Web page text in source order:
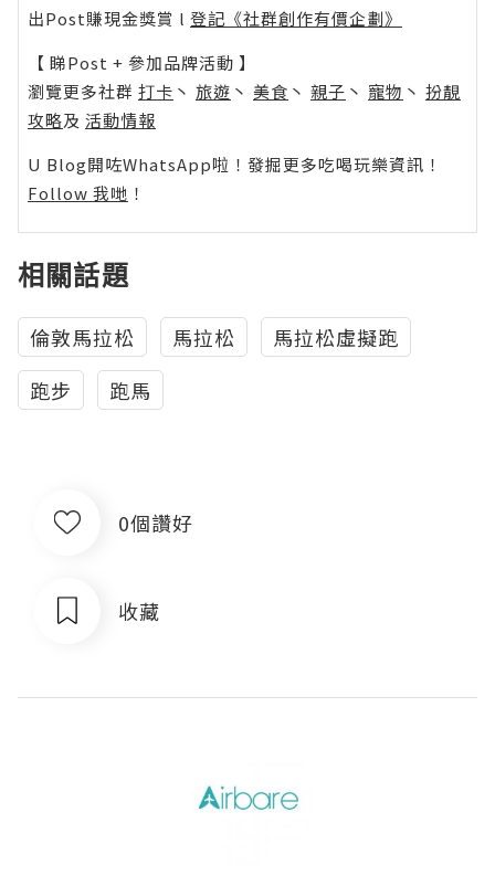
出Post賺現金獎賞 l 登記《社群創作有價企劃》
【 睇Post + 參加品牌活動 】
瀏覽更多社群 打卡 丶 旅遊 丶 美食 丶 親子 丶 寵物 丶 扮靚
攻略及 活動情報
U Blog開咗WhatsApp啦！發掘更多吃喝玩樂資訊！
Follow 我哋 ！
相關話題
倫敦馬拉松 馬拉松
馬拉松虛擬跑
跑步
跑馬
0個讚好
收藏